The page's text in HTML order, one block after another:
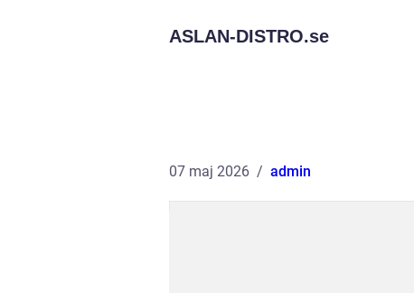
ASLAN-DISTRO.se
07 maj 2026 admin